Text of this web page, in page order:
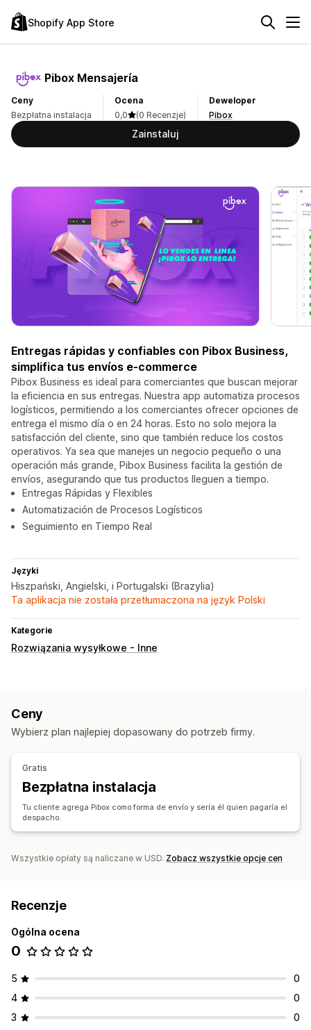
Shopify App Store
Pibox Mensajería
Ceny
Bezpłatna instalacja
Ocena
0,0
(0 Recenzje)
Deweloper
Pibox
Zainstaluj
Entregas rápidas y confiables con Pibox Business,
simplifica tus envíos e-commerce
Pibox Business es ideal para comerciantes que buscan mejorar
la eficiencia en sus entregas. Nuestra app automatiza procesos
logísticos, permitiendo a los comerciantes ofrecer opciones de
entrega el mismo día o en 24 horas. Esto no solo mejora la
satisfacción del cliente, sino que también reduce los costos
operativos. Ya sea que manejes un negocio pequeño o una
operación más grande, Pibox Business facilita la gestión de
envíos, asegurando que tus productos lleguen a tiempo.
Entregas Rápidas y Flexibles
Automatización de Procesos Logísticos
Seguimiento en Tiempo Real
Języki
Hiszpański, Angielski, i Portugalski (Brazylia)
Ta aplikacja nie została przetłumaczona na język Polski
Kategorie
Rozwiązania wysyłkowe - Inne
Ceny
Wybierz plan najlepiej dopasowany do potrzeb firmy.
Gratis
Bezpłatna instalacja
Tu cliente agrega Pibox como forma de envío y sería él quien pagaría el
despacho.
Wszystkie opłaty są naliczane w USD. Zobacz wszystkie opcje cen
Recenzje
Ogólna ocena
0
5
0
4
0
3
0